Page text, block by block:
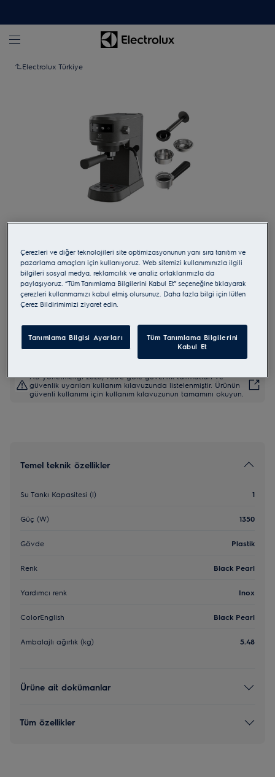
Electrolux Türkiye
E6EC1-6BST
Explore 6
0 (0)
AB yönetmeliği 2023/988'e göre güvenlik talimatları ve
güvenlik uyarıları kullanım kılavuzunda listelenmiştir. Ürünün
güvenli kullanımı için kullanım kılavuzunun tamamını okuyun.
Temel teknik özellikler
Su Tankı Kapasitesi (l) 1
Güç (W) 1350
Gövde Plastik
Renk Black Pearl
Yardımcı renk Inox
ColorEnglish Black Pearl
Ambalajlı ağırlık (kg) 5.48
Ürüne ait dokümanlar
Tüm özellikler
Çerezleri ve diğer teknolojileri site optimizasyonunun yanı sıra tanıtım ve
pazarlama amaçları için kullanıyoruz. Web sitemizi kullanımınızla ilgili
bilgileri sosyal medya, reklamcılık ve analiz ortaklarımızla da
paylaşıyoruz. “Tüm Tanımlama Bilgilerini Kabul Et” seçeneğine tıklayarak
çerezleri kullanmamızı kabul etmiş olursunuz. Daha fazla bilgi için lütfen
Çerez Bildirimimizi ziyaret edin.
Tanımlama Bilgisi Ayarları
Tüm Tanımlama Bilgilerini
Kabul Et